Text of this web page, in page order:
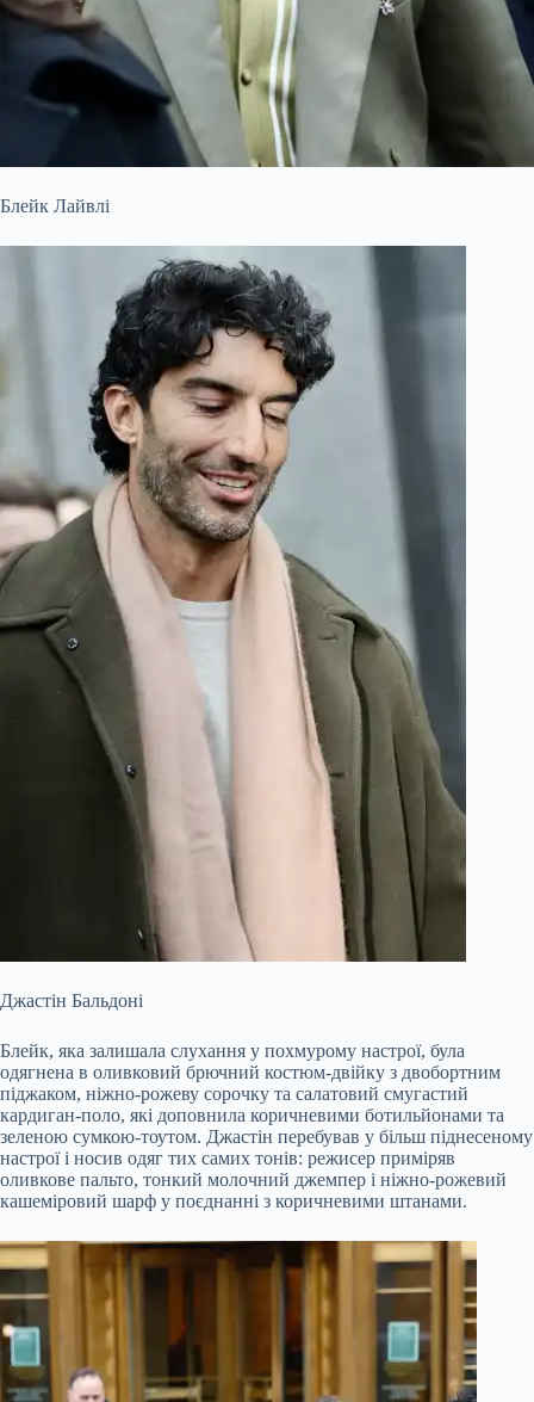
Блейк Лайвлі
Джастін Бальдоні
Блейк, яка залишала слухання у похмурому настрої, була
одягнена в оливковий брючний костюм-двійку з двобортним
піджаком, ніжно-рожеву сорочку та салатовий смугастий
кардиган-поло, які доповнила коричневими ботильйонами та
зеленою сумкою-тоутом. Джастін перебував у більш піднесеному
настрої і носив одяг тих самих тонів: режисер приміряв
оливкове пальто, тонкий молочний джемпер і ніжно-рожевий
кашеміровий шарф у поєднанні з коричневими штанами.